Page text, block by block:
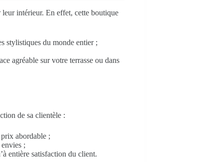
intérieur. En effet, cette boutique
stylistiques du monde entier ;
agréable sur votre terrasse ou dans
de sa clientèle :
abordable ;
;
entière satisfaction du client.